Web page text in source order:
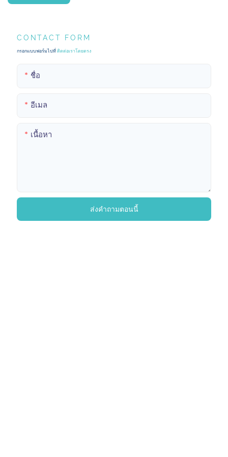
CONTACT FORM
กรอกแบบฟอร์มไปที่ติดต่อเราโดยตรง
ชื่อ
อีเมล
เนื้อหา
ส่งคำถามตอนนี้